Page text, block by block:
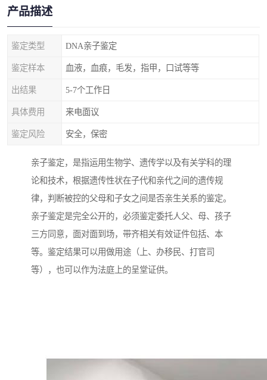
产品描述
鉴定类型 DNA亲子鉴定
鉴定样本 血液，血痕，毛发，指甲，口试等等
出结果 5-7个工作日
具体费用 来电面议
鉴定风险 安全，保密
亲子鉴定，是指运用生物学、遗传学以及有关学科的理
论和技术，根据遗传性状在子代和亲代之间的遗传规
律，判断被控的父母和子女之间是否亲生关系的鉴定。
亲子鉴定是完全公开的，必须鉴定委托人父、母、孩子
三方同意，面对面到场，带齐相关有效证件包括、本
等。鉴定结果可以用做用途（上、办移民、打官司
等），也可以作为法庭上的呈堂证供。